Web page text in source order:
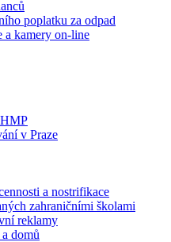
poplatku za odpad
a kamery on-line
v Praze
a nostrifikace
zahraničními školami
reklamy
domů